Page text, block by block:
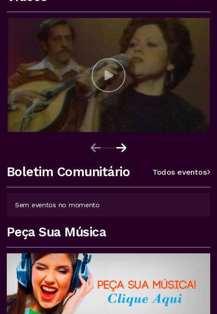
Boletim Comunitário Todos eventos
Sem eventos no momento
Peça Sua Música